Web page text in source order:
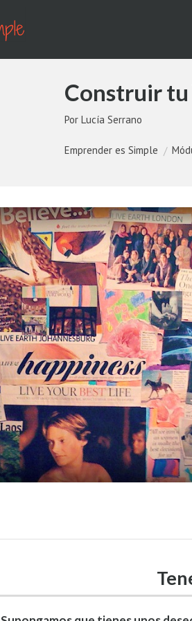
Construir
Por Lucía Serrano
Emprender es Simple